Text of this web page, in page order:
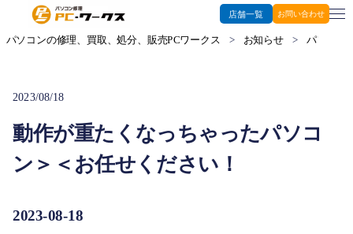
店舗一覧 お問い合わせ
パソコンの修理、買取、処分、販売PCワークス > お知らせ > パソコン
2023/08/18
動作が重たくなっちゃったパソコ
ン＞＜お任せください！
2023-08-18